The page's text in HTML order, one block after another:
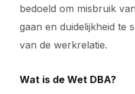
bedoeld om misbruik
gaan en duidelijkheid te
van de werkrelatie.
Wat is de Wet DBA?